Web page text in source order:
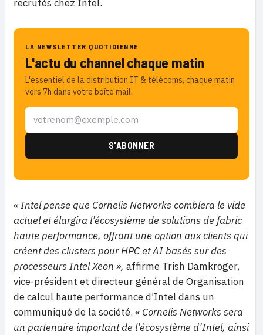
recrutés chez Intel.
LA NEWSLETTER QUOTIDIENNE
L'actu du channel chaque matin
L'essentiel de la distribution IT & télécoms, chaque matin
vers 7h dans votre boîte mail.
« Intel pense que Cornelis Networks comblera le vide
actuel et élargira l’écosystème de solutions de fabric
haute performance, offrant une option aux clients qui
créent des clusters pour HPC et AI basés sur des
processeurs Intel Xeon », affirme Trish Damkroger,
vice-président et directeur général de Organisation
de calcul haute performance d’Intel dans un
communiqué de la société. « Cornelis Networks sera
un partenaire important de l’écosystème d’Intel, ainsi